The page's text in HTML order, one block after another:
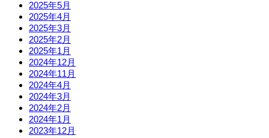
2025年5月
2025年4月
2025年3月
2025年2月
2025年1月
2024年12月
2024年11月
2024年4月
2024年3月
2024年2月
2024年1月
2023年12月